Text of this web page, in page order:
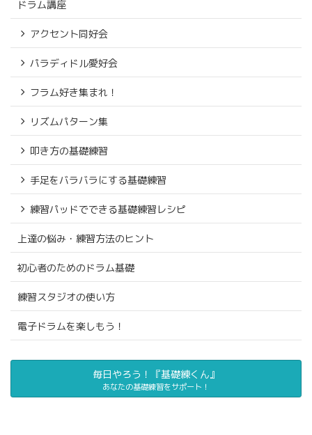
ドラム講座
アクセント同好会
パラディドル愛好会
フラム好き集まれ！
リズムパターン集
叩き方の基礎練習
手足をバラバラにする基礎練習
練習パッドでできる基礎練習レシピ
上達の悩み・練習方法のヒント
初心者のためのドラム基礎
練習スタジオの使い方
電子ドラムを楽しもう！
毎日やろう！『基礎練くん』
あなたの基礎練習をサポート！